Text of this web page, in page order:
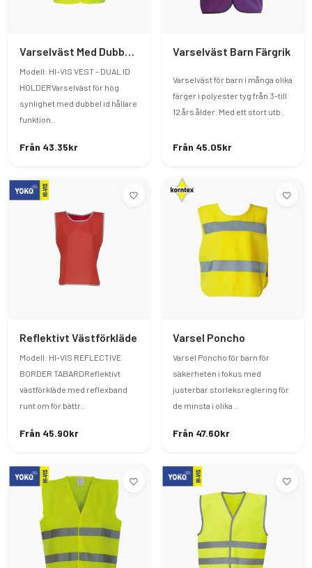
Varselväst Med Dubbel ID Hållare Funktion
Modell: HI-VIS VEST - DUAL ID
HOLDERVarselväst för hög
synlighet med dubbel id hållare
funktion..
Från 43.35kr
Varselväst Barn Färgrik
Varselväst för barn i många olika
färger i polyester tyg från 3-till
12 års ålder. Med ett stort utb..
Från 45.05kr
Reflektivt Västförkläde
Modell: HI-VIS REFLECTIVE
BORDER TABARDReflektivt
västförkläde med reflexband
runt om för bättr..
Från 45.90kr
Varsel Poncho
Varsel Poncho för barn för
säkerheten i fokus med
justerbar storleksreglering för
de minsta i olika ..
Från 47.60kr